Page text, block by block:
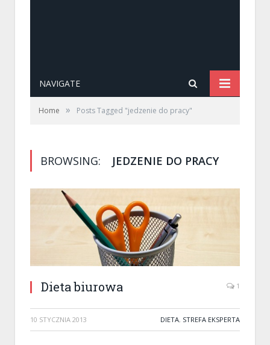
NAVIGATE
Home » Posts Tagged "jedzenie do pracy"
BROWSING: JEDZENIE DO PRACY
Dieta biurowa 1
10 STYCZNIA 2013 DIETA, STREFA EKSPERTA